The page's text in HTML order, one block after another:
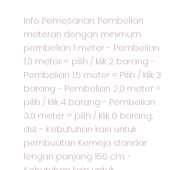
Info Pemesanan: Pembelian
meteran dengan minimum
pembelian 1 meter - Pembelian
1,0 meter = pilih / klik 2 barang -
Pembelian 1,5 meter = Pilih / klik 3
barang - Pembelian 2,0 meter =
pilih / klik 4 barang - Pembelian
3,0 meter = pilih / klik 6 barang...
dst - Kebutuhan kain untuk
pembuatan Kemeja standar
lengan panjang 150 cm. -